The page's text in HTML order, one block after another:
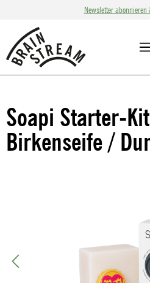
Zum Hauptinhalt springen
Newsletter
Soapi Starter-
Birkenseife /